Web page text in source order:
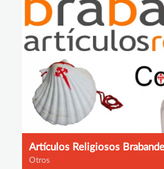
Artículos Religiosos
Otros